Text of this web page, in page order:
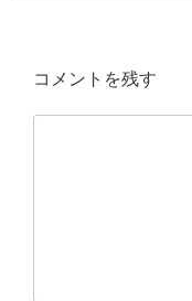
コメントを残す